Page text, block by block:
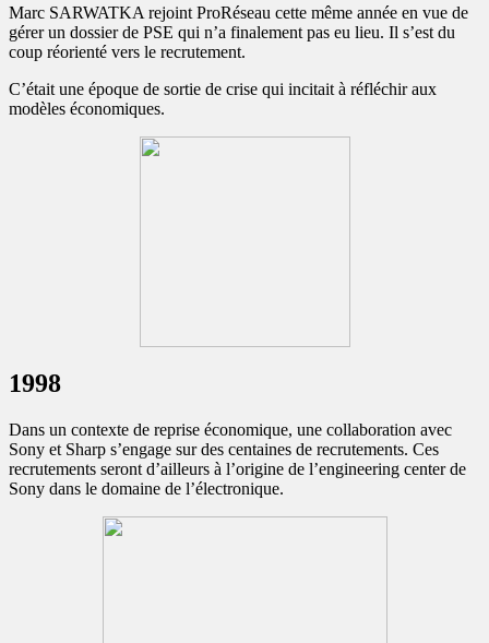
Marc SARWATKA rejoint ProRéseau cette même année en vue de
gérer un dossier de PSE qui n’a finalement pas eu lieu. Il s’est du
coup réorienté vers le recrutement.
C’était une époque de sortie de crise qui incitait à réfléchir aux
modèles économiques.
1998
Dans un contexte de reprise économique, une collaboration avec
Sony et Sharp s’engage sur des centaines de recrutements. Ces
recrutements seront d’ailleurs à l’origine de l’engineering center de
Sony dans le domaine de l’électronique.